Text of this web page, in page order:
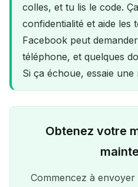
colles, et tu lis le code.
confidentialité et aide les
Facebook peut
téléphone, et quelques
Si ça échoue, essaie une
Obtenez votre
Commencez à envoyer